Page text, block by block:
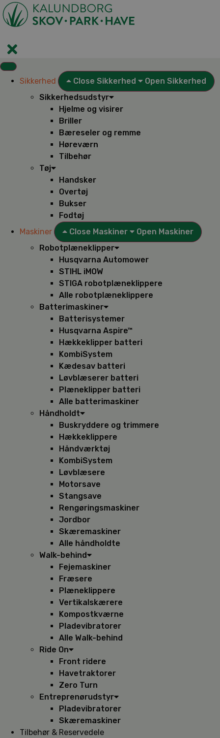
Videre
til
indhold
Sikkerhed Close Sikkerhed
Open Sikkerhed
Sikkerhedsudstyr
Hjelme og visirer
Briller
Bæreseler og remme
Høreværn
Tilbehør
Tøj
Handsker
Overtøj
Bukser
Fodtøj
Maskiner
Close Maskiner
Open Maskiner
Robotplæneklipper
Husqvarna Automower
STIHL iMOW
STIGA robotplæneklippere
Alle robotplæneklippere
Batterimaskiner
Batterisystemer
Husqvarna Aspire™
Hækkeklipper batteri
KombiSystem
Kædesav batteri
Løvblæserer batteri
Plæneklipper batteri
Alle batterimaskiner
Håndholdt
Buskryddere og trimmere
Hækkeklippere
Håndværktøj
KombiSystem
Løvblæsere
Motorsave
Stangsave
Rengøringsmaskiner
Jordbor
Skæremaskiner
Alle håndholdte
Walk-behind
Fejemaskiner
Fræsere
Plæneklippere
Vertikalskærere
Kompostkværne
Pladevibratorer
Alle Walk-behind
Ride On
Front ridere
Havetraktorer
Zero Turn
Entreprenørudstyr
Pladevibratorer
Skæremaskiner
Tilbehør & Reservedele